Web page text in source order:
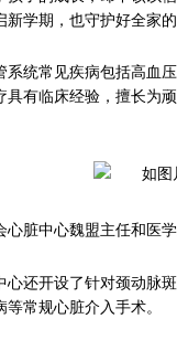
学期，也守护好全家
系统常见疾病包括高血
具有临床经验，擅长为
心脏中心魏盟主任和医
心还开设了针对颈动脉
常规心脏介入手术。